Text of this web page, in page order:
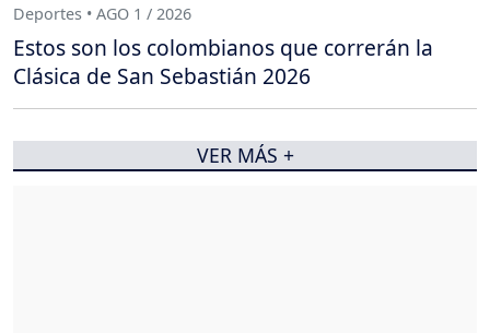
Deportes • AGO 1 / 2026
Estos son los colombianos que correrán la
Clásica de San Sebastián 2026
VER MÁS +